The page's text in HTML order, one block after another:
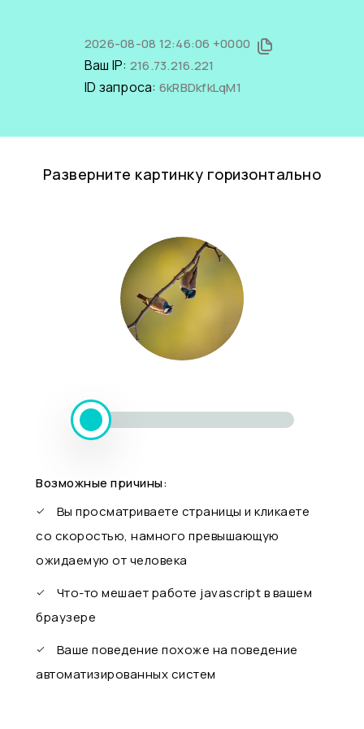
2026-08-08 12:46:06 +0000
Ваш IP: 216.73.216.221
ID запроса: 6kRBDkfkLqM1
Разверните картинку горизонтально
Возможные причины:
Вы просматриваете страницы и кликаете
со скоростью, намного превышающую
ожидаемую от человека
Что-то мешает работе javascript в вашем
браузере
Ваше поведение похоже на поведение
автоматизированных систем